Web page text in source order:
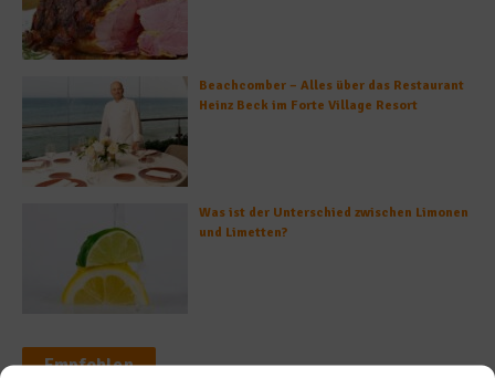
Beachcomber – Alles über das Restaurant
Heinz Beck im Forte Village Resort
Was ist der Unterschied zwischen Limonen
und Limetten?
Empfohlen